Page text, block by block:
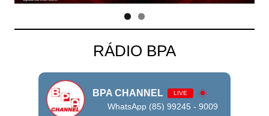
RÁDIO BPA
BPA CHANNEL LIVE
WhatsApp (85) 99245 - 9009